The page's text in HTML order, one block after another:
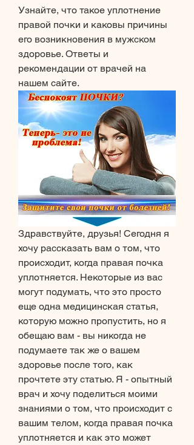
Узнайте, что такое уплотнение
правой почки и каковы причины
его возникновения в мужском
здоровье. Ответы и
рекомендации от врачей на
нашем сайте.
Здравствуйте, друзья! Сегодня я
хочу рассказать вам о том, что
происходит, когда правая почка
уплотняется. Некоторые из вас
могут подумать, что это просто
еще одна медицинская статья,
которую можно пропустить, но я
обещаю вам - вы никогда не
подумаете так же о вашем
здоровье после того, как
прочтете эту статью. Я - опытный
врач и хочу поделиться моими
знаниями о том, что происходит с
вашим телом, когда правая почка
уплотняется и как это может